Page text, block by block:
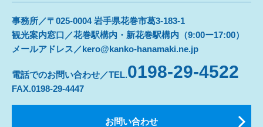
事務所／〒025-0004 岩手県花巻市葛3-183-1
観光案内窓口／花巻駅構内・新花巻駅構内（9:00ー17:00）
メールアドレス／kero@kanko-hanamaki.ne.jp
電話でのお問い合わせ／TEL.0198-29-4522
FAX.0198-29-4447
お問い合わせ